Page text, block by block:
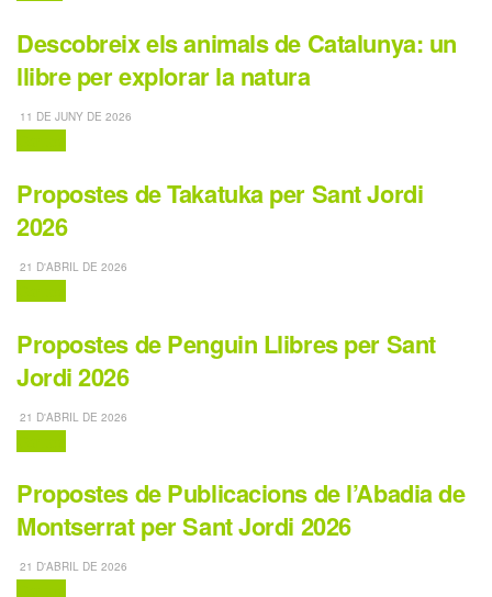
Descobreix els animals de Catalunya: un
llibre per explorar la natura
11 DE JUNY DE 2026
Propostes de Takatuka per Sant Jordi
2026
21 D'ABRIL DE 2026
Propostes de Penguin Llibres per Sant
Jordi 2026
21 D'ABRIL DE 2026
Propostes de Publicacions de l’Abadia de
Montserrat per Sant Jordi 2026
21 D'ABRIL DE 2026